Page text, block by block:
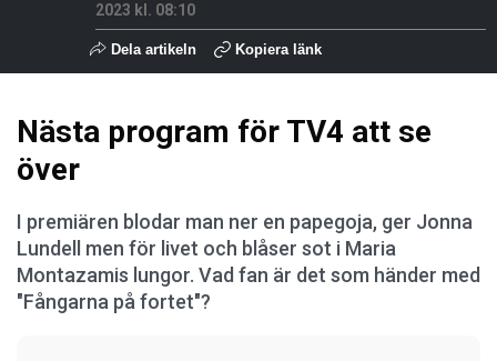
2023 kl. 08:10
Dela artikeln Kopiera länk
Nästa program för TV4 att se
över
I premiären blodar man ner en papegoja, ger Jonna
Lundell men för livet och blåser sot i Maria
Montazamis lungor. Vad fan är det som händer med
"Fångarna på fortet"?